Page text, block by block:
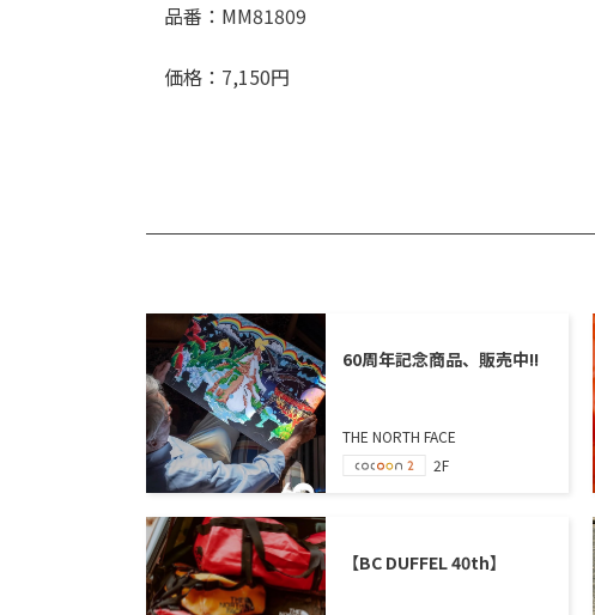
品番：MM81809
価格：7,150円
60周年記念商品、販売中!!
THE NORTH FACE
2F
【BC DUFFEL 40th】